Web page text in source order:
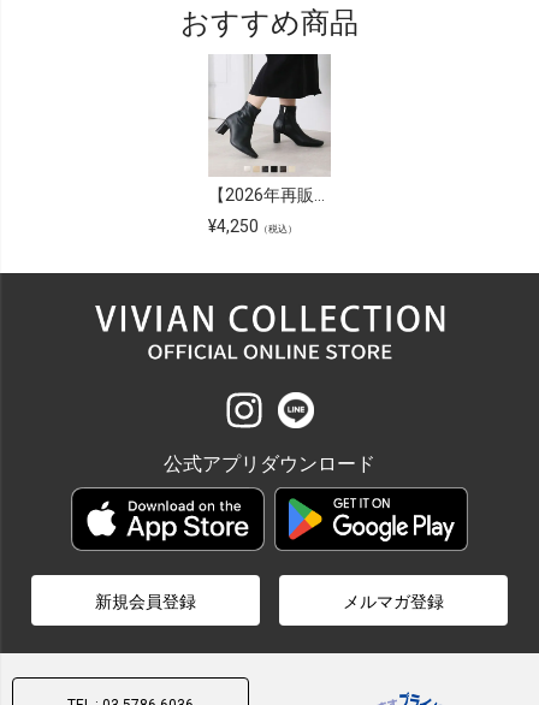
おすすめ商品
【2026年再販】スクエアトゥプレートヒールストレッチショートブーツ
¥4,250 （税込）
公式アプリダウンロード
新規会員登録 メルマガ登録